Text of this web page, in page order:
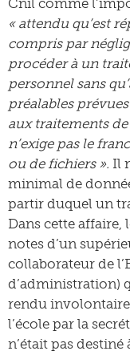
Cnil comme
« attendu qu’est
compris par
procéder à un
personnel sans
préalables
aux traitements
n’exige pas le
ou de fichiers ». Il
minimal de
partir duquel un
Dans cette
notes d’un
collaborateur de
d’administration)
rendu
l’école par la
n’était pas